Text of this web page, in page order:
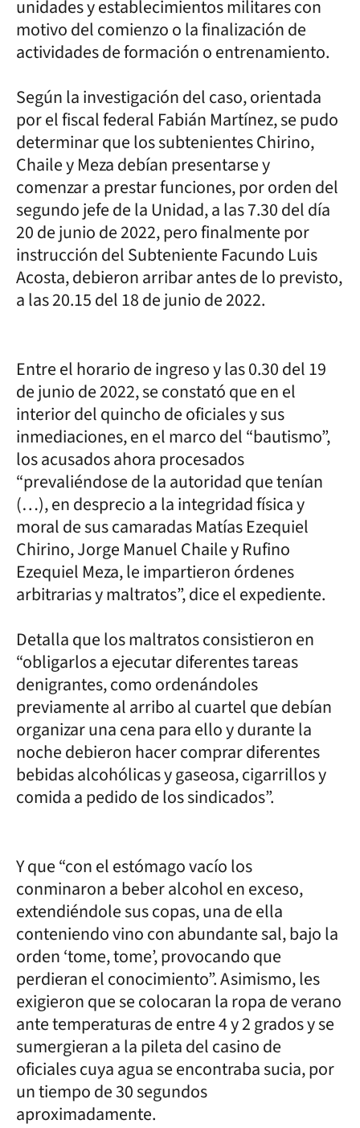
unidades y establecimientos militares con
motivo del comienzo o la finalización de
actividades de formación o entrenamiento.
Según la investigación del caso, orientada
por el fiscal federal Fabián Martínez, se pudo
determinar que los subtenientes Chirino,
Chaile y Meza debían presentarse y
comenzar a prestar funciones, por orden del
segundo jefe de la Unidad, a las 7.30 del día
20 de junio de 2022, pero finalmente por
instrucción del Subteniente Facundo Luis
Acosta, debieron arribar antes de lo previsto,
a las 20.15 del 18 de junio de 2022.
Entre el horario de ingreso y las 0.30 del 19
de junio de 2022, se constató que en el
interior del quincho de oficiales y sus
inmediaciones, en el marco del “bautismo”,
los acusados ahora procesados
“prevaliéndose de la autoridad que tenían
(…), en desprecio a la integridad física y
moral de sus camaradas Matías Ezequiel
Chirino, Jorge Manuel Chaile y Rufino
Ezequiel Meza, le impartieron órdenes
arbitrarias y maltratos”, dice el expediente.
Detalla que los maltratos consistieron en
“obligarlos a ejecutar diferentes tareas
denigrantes, como ordenándoles
previamente al arribo al cuartel que debían
organizar una cena para ello y durante la
noche debieron hacer comprar diferentes
bebidas alcohólicas y gaseosa, cigarrillos y
comida a pedido de los sindicados”.
Y que “con el estómago vacío los
conminaron a beber alcohol en exceso,
extendiéndole sus copas, una de ella
conteniendo vino con abundante sal, bajo la
orden ‘tome, tome’, provocando que
perdieran el conocimiento”. Asimismo, les
exigieron que se colocaran la ropa de verano
ante temperaturas de entre 4 y 2 grados y se
sumergieran a la pileta del casino de
oficiales cuya agua se encontraba sucia, por
un tiempo de 30 segundos
aproximadamente.